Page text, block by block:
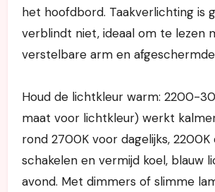
het hoofdbord. Taakverlichting is
verblindt niet, ideaal om te lezen
verstelbare arm en
Houd de lichtkleur warm: 2200-
maat voor lichtkleur) werkt
rond 2700K voor dagelijks,
schakelen en vermijd koel, blauw
avond. Met dimmers of slimme